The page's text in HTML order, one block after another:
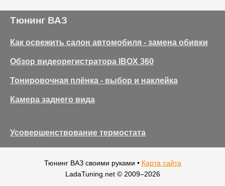
Тюнинг ВАЗ
Как освежить салон автомобиля - замена обивки
Обзор видеорегистратора IBOX 360
Тонировочная плёнка - выбор и наклейка
Камера заднего вида
Усовершенствование термостата
Тюнинг ВАЗ своими руками • Карта сайта
LadaTuning.net © 2009–2026